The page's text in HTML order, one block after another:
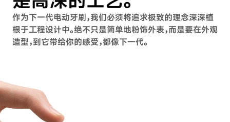
作为下一代电动牙刷，我们必须将追求极致的理念深深植
根于⼯程设计中。绝不只是简单地粉饰外表，而是要在外观
造型，到它带给你的感受，都像下一代。